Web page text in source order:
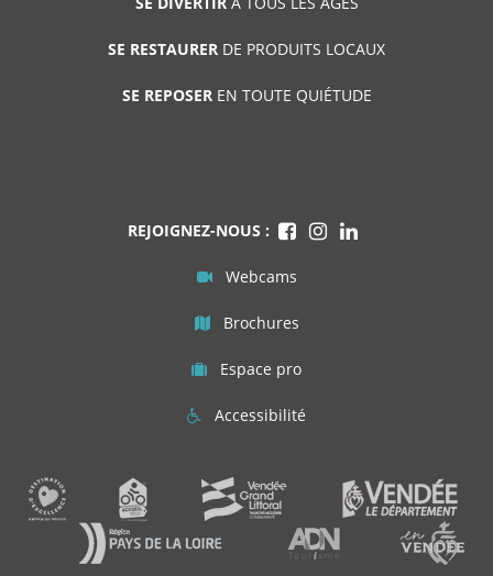
SE RESTAURER DE PRODUITS LOCAUX
SE REPOSEREN TOUTE QUIÉTUDE
REJOIGNEZ-NOUS :
Webcams
Brochures
Espace pro
Accessibilité